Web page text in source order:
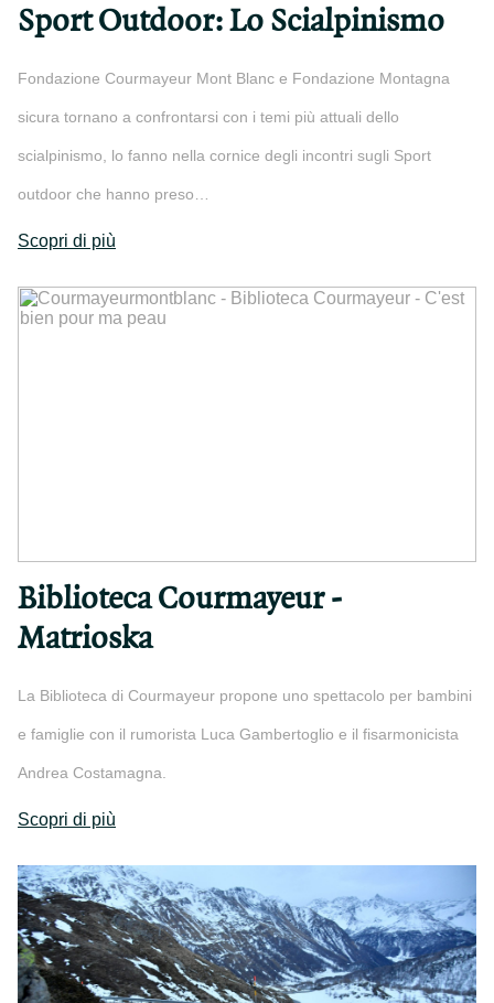
Sport Outdoor: Lo Scialpinismo
Fondazione Courmayeur Mont Blanc e Fondazione Montagna
sicura tornano a confrontarsi con i temi più attuali dello
scialpinismo, lo fanno nella cornice degli incontri sugli Sport
outdoor che hanno preso…
Scopri di più
Biblioteca Courmayeur -
Matrioska
La Biblioteca di Courmayeur propone uno spettacolo per bambini
e famiglie con il rumorista Luca Gambertoglio e il fisarmonicista
Andrea Costamagna.
Scopri di più